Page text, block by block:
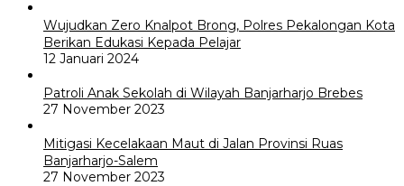
Wujudkan Zero Knalpot Brong, Polres Pekalongan Kota
Berikan Edukasi Kepada Pelajar
12 Januari 2024
Patroli Anak Sekolah di Wilayah Banjarharjo Brebes
27 November 2023
Mitigasi Kecelakaan Maut di Jalan Provinsi Ruas
Banjarharjo-Salem
27 November 2023